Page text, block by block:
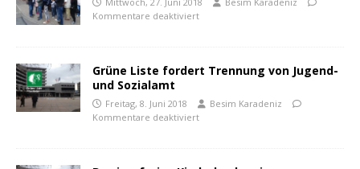
Kommentare deaktiviert
Grüne Liste fordert Trennung von Jugend-
und Sozialamt
Freitag, 8. Juni 2018
Besim Karadeniz
Kommentare deaktiviert